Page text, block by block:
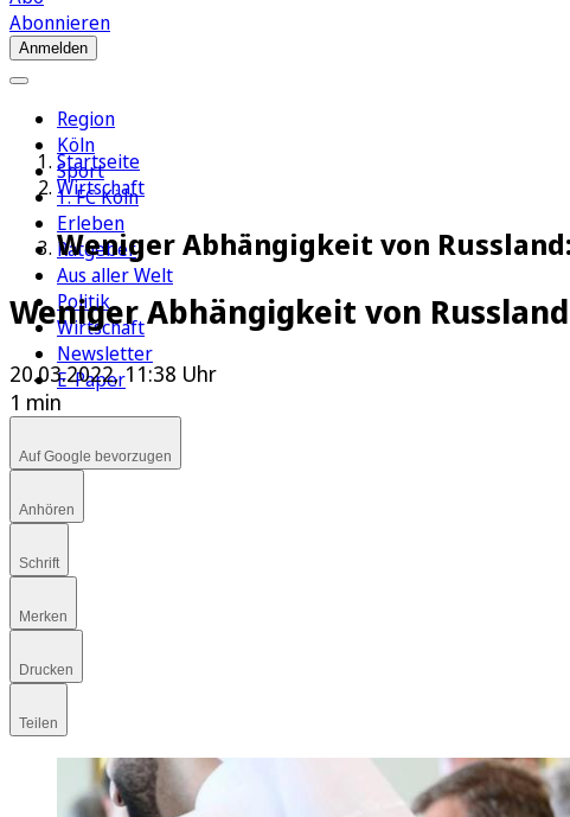
Abonnieren
Anmelden
Region
Köln
Sport
1. FC Köln
Erleben
Ratgeber
Aus aller Welt
Politik
Wirtschaft
Newsletter
E-Paper
Startseite
Wirtschaft
Weniger Abhängigkeit von
Weniger Abhängigkeit von Russland
20.03.2022, 11:38 Uhr
1 min
Auf Google bevorzugen
Anhören
Schrift
Merken
Drucken
Teilen